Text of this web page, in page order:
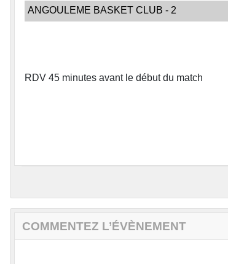
ANGOULEME BASKET CLUB - 2
RDV 45 minutes avant le début du match
COMMENTEZ L’ÉVÈNEMENT